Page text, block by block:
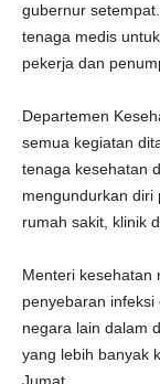
gubernur
tenaga medis
pekerja dan
Departemen
semua kegiatan
tenaga kesehatan
mengundurkan diri
rumah sakit, klinik
Menteri kesehatan
penyebaran
negara lain dalam
yang lebih banyak